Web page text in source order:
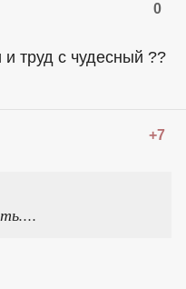
0
труд с чудесный ??
+7